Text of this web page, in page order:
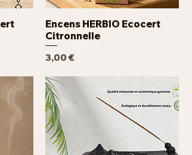
Aperçu rapide
Encens HERBIO Ecocert
Citronnelle
Prix
3,00 €